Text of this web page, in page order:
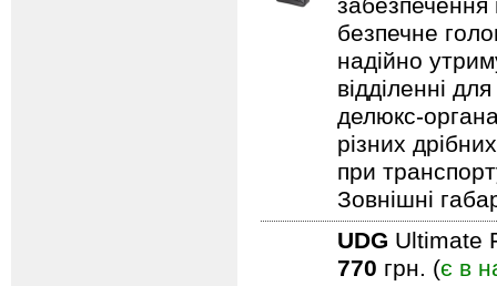
забезпечення
безпечне
надійно
відділенні
делюкс-
різних
при
Зовнішні
UDG Ultimate
770 грн. (є в